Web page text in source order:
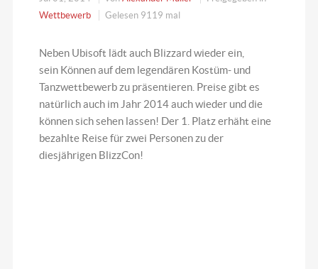
Wettbewerb
Gelesen 9119 mal
Neben Ubisoft lädt auch Blizzard wieder ein,
sein Können auf dem legendären Kostüm- und
Tanzwettbewerb zu präsentieren. Preise gibt es
natürlich auch im Jahr 2014 auch wieder und die
können sich sehen lassen! Der 1. Platz erhäht eine
bezahlte Reise für zwei Personen zu der
diesjährigen BlizzCon!